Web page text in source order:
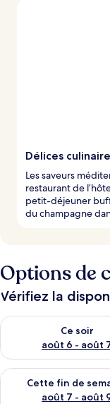
Délices
Les saveurs
restaurant de
petit-déjeuner
du champagne
Options de
Vérifiez la
Ce soir
août 6 - août
Vérifier la
Cette fin de
août 7 - août
Vérifier la